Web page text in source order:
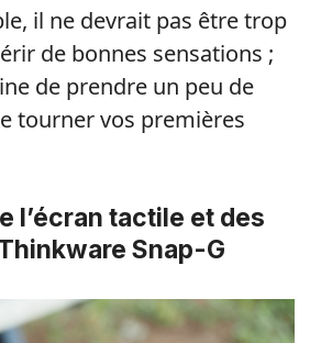
il ne devrait pas être trop
de bonnes sensations ;
de prendre un peu de
tourner vos premières
l’écran tactile et des
Snap-G